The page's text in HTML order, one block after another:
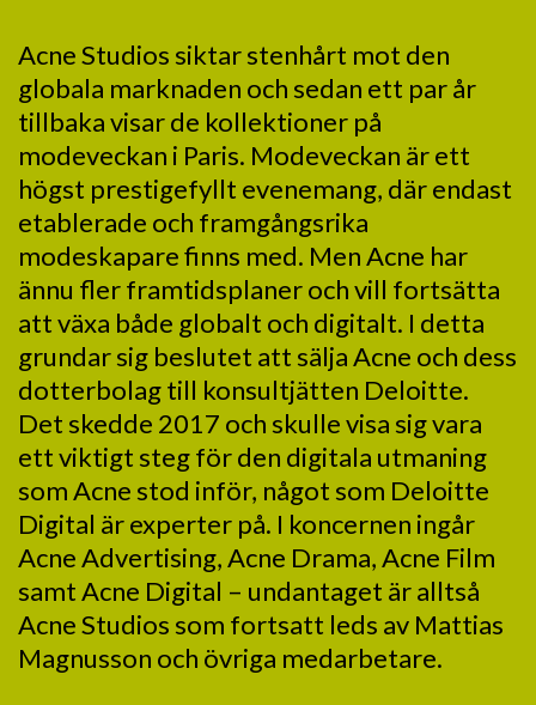
Acne Studios siktar stenhårt mot den
globala marknaden och sedan ett par år
tillbaka visar de kollektioner på
modeveckan i Paris. Modeveckan är ett
högst prestigefyllt evenemang, där endast
etablerade och framgångsrika
modeskapare finns med. Men Acne har
ännu fler framtidsplaner och vill fortsätta
att växa både globalt och digitalt. I detta
grundar sig beslutet att sälja Acne och dess
dotterbolag till konsultjätten Deloitte.
Det skedde 2017 och skulle visa sig vara
ett viktigt steg för den digitala utmaning
som Acne stod inför, något som Deloitte
Digital är experter på. I koncernen ingår
Acne Advertising, Acne Drama, Acne Film
samt Acne Digital – undantaget är alltså
Acne Studios som fortsatt leds av Mattias
Magnusson och övriga medarbetare.